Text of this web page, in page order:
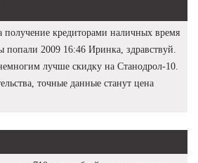
получение кредиторами наличных время
2009 16:46 Иринка, здравствуй.
лучше скидку на Станодрол-10.
точные данные станут цена